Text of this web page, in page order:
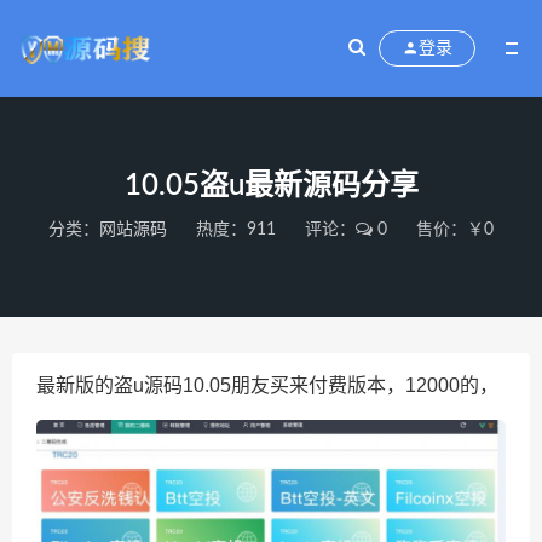
登录
10.05盗u最新源码分享
分类： 网站源码 热度：911 评论： 0 售价：￥0
最新版的盗u源码10.05朋友买来付费版本，12000的，